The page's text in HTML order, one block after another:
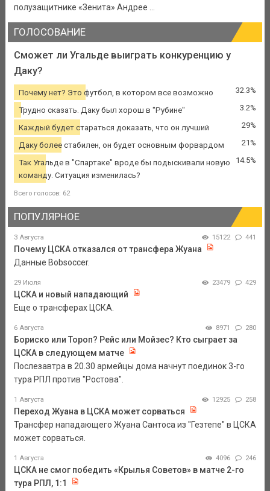
полузащитнике «Зенита» Андрее ...
ГОЛОСОВАНИЕ
Сможет ли Угальде выиграть конкуренцию у
Даку?
Почему нет? Это футбол, в котором все возможно 32.3%
Трудно сказать. Даку был хорош в "Рубине" 3.2%
Каждый будет стараться доказать, что он лучший 29%
Даку более стабилен, он будет основным форвардом 21%
Так Угальде в "Спартаке" вроде бы подыскивали новую
команду. Ситуация изменилась?
14.5%
Всего голосов: 62
ПОПУЛЯРНОЕ
3 Августа 15122 441
Почему ЦСКА отказался от трансфера Жуана
Данные Bobsoccer.
29 Июля 23479 429
ЦСКА и новый нападающий
Еще о трансферах ЦСКА.
6 Августа 8971 280
Бориско или Тороп? Рейс или Мойзес? Кто сыграет за
ЦСКА в следующем матче
Послезавтра в 20.30 армейцы дома начнут поединок 3-го
тура РПЛ против "Ростова".
1 Августа 12925 258
Переход Жуана в ЦСКА может сорваться
Трансфер нападающего Жуана Сантоса из "Гезтепе" в ЦСКА
может сорваться.
1 Августа 4096 246
ЦСКА не смог победить «Крылья Советов» в матче 2-го
тура РПЛ, 1:1